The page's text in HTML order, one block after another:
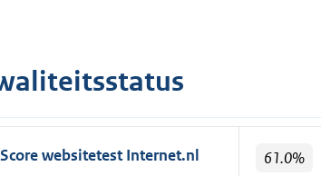
Score websitetest Internet.nl 61.0%